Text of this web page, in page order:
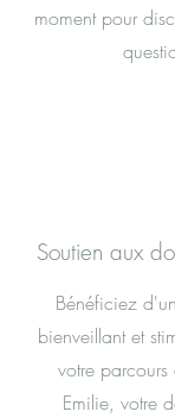
moment pour
Soutien aux
Bénéficiez
bienveillant et
votre
Emilie, votre